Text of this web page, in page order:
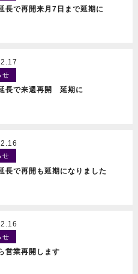
長で再開来月7日まで延期に
せ
長で来週再開 延期に
せ
長で再開も延期になりました
せ
営業再開します